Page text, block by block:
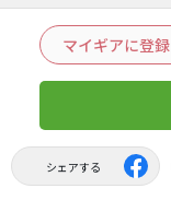
マイギアに登録
シェアする